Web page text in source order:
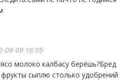
08-09 16:05
сыплю столько удобрений